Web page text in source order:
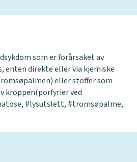
som er forårsaket av
enten direkte eller via kjemiske
eller stoffer som
kroppen(porfyrier ved
#lysutslett, #tromsøpalme,